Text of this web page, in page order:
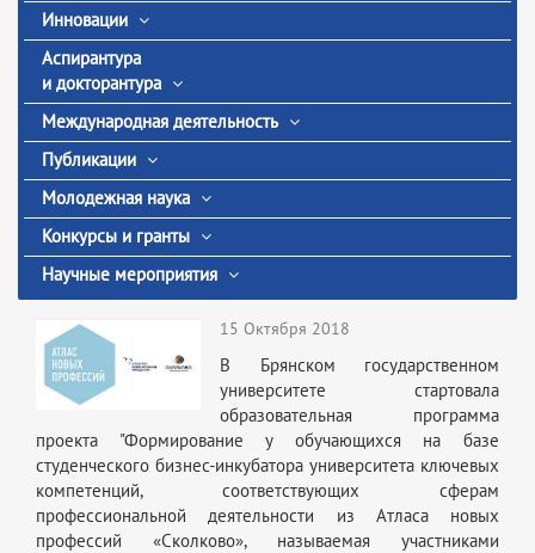
Инновации
Аспирантура
и докторантура
Международная деятельность
Публикации
Молодежная наука
Конкурсы и гранты
Научные мероприятия
15 Октября 2018
В Брянском государственном
университете стартовала
образовательная программа
проекта "Формирование у обучающихся на базе
студенческого бизнес-инкубатора университета ключевых
компетенций, соответствующих сферам
профессиональной деятельности из Атласа новых
профессий «Сколково», называемая участниками